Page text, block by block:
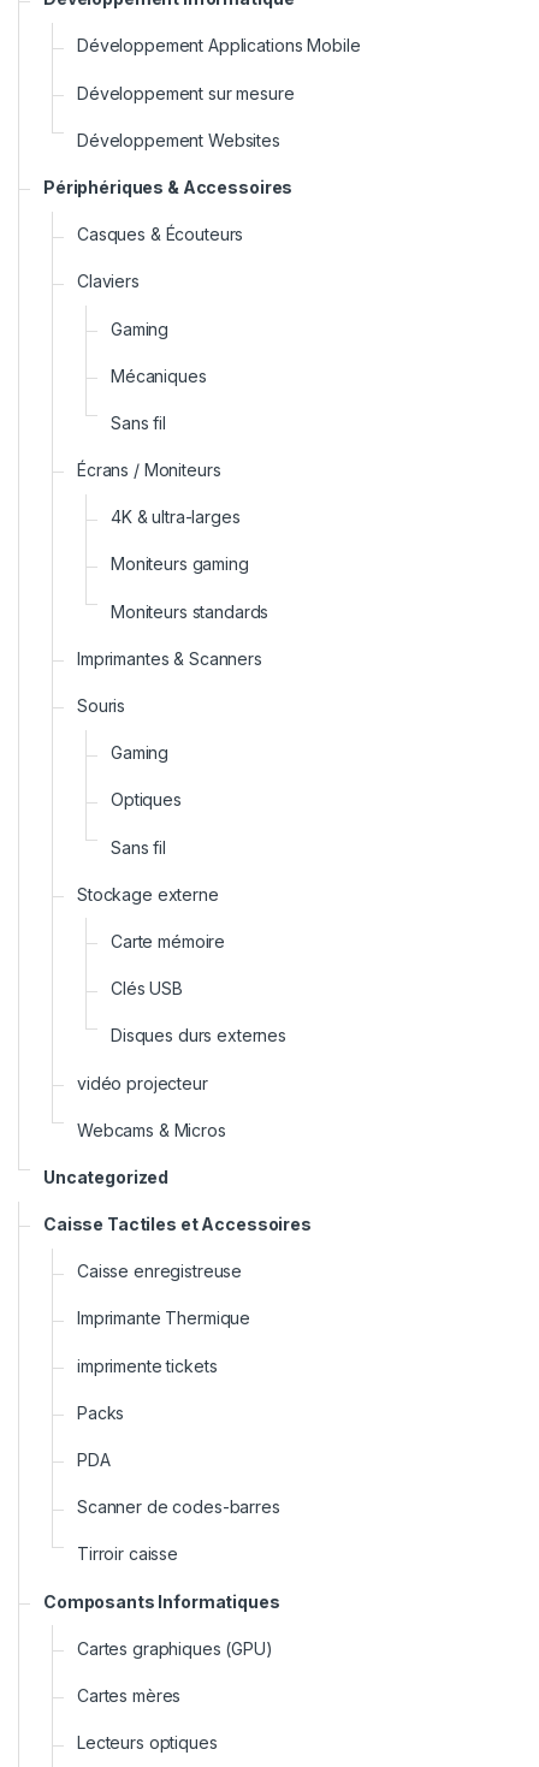
Développement Applications Mobile
Développement sur mesure
Développement Websites
Périphériques & Accessoires
Casques & Écouteurs
Claviers
Gaming
Mécaniques
Sans fil
Écrans / Moniteurs
4K & ultra-larges
Moniteurs gaming
Moniteurs standards
Imprimantes & Scanners
Souris
Gaming
Optiques
Sans fil
Stockage externe
Carte mémoire
Clés USB
Disques durs externes
vidéo projecteur
Webcams & Micros
Uncategorized
Caisse Tactiles et Accessoires
Caisse enregistreuse
Imprimante Thermique
imprimente tickets
Packs
PDA
Scanner de codes-barres
Tirroir caisse
Composants Informatiques
Cartes graphiques (GPU)
Cartes mères
Lecteurs optiques